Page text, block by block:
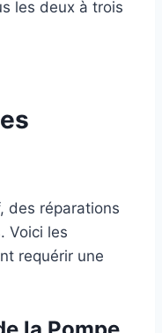
les deux à trois
des réparations
Voici les
requérir une